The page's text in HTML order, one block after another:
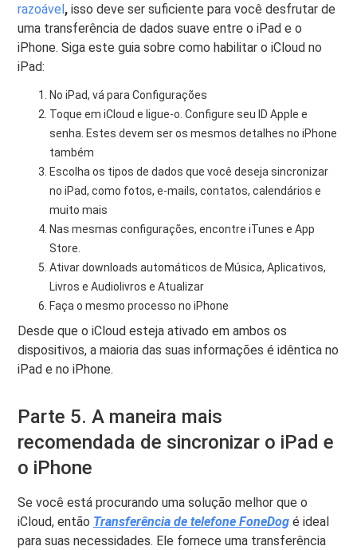
razoável, isso deve ser suficiente para você desfrutar de
uma transferência de dados suave entre o iPad e o
iPhone. Siga este guia sobre como habilitar o iCloud no
iPad:
No iPad, vá para Configurações
Toque em iCloud e ligue-o. Configure seu ID Apple e
senha. Estes devem ser os mesmos detalhes no iPhone
também
Escolha os tipos de dados que você deseja sincronizar
no iPad, como fotos, e-mails, contatos, calendários e
muito mais
Nas mesmas configurações, encontre iTunes e App
Store.
Ativar downloads automáticos de Música, Aplicativos,
Livros e Audiolivros e Atualizar
Faça o mesmo processo no iPhone
Desde que o iCloud esteja ativado em ambos os
dispositivos, a maioria das suas informações é idêntica no
iPad e no iPhone.
Parte 5. A maneira mais
recomendada de sincronizar o iPad e
o iPhone
Se você está procurando uma solução melhor que o
iCloud, então Transferência de telefone FoneDog é ideal
para suas necessidades. Ele fornece uma transferência